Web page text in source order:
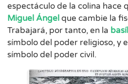
espectáculo de la colina hace
Miguel Ángelque cambie la
Trabajará, por tanto, en la
símbolo del poder religioso, y
símbolo del poder civil.